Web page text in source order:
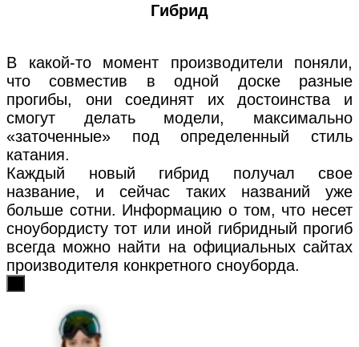
Гибрид
В какой-то момент производители поняли,
что совместив в одной доске разные
прогибы, они соединят их достоинства и
смогут делать модели, максимально
«заточенные» под определенный стиль
катания.
Каждый новый гибрид получал свое
название, и сейчас таких названий уже
больше сотни. Информацию о том, что несет
сноубордисту тот или иной гибридный прогиб
всегда можно найти на официальных сайтах
производителя конкретного сноуборда.